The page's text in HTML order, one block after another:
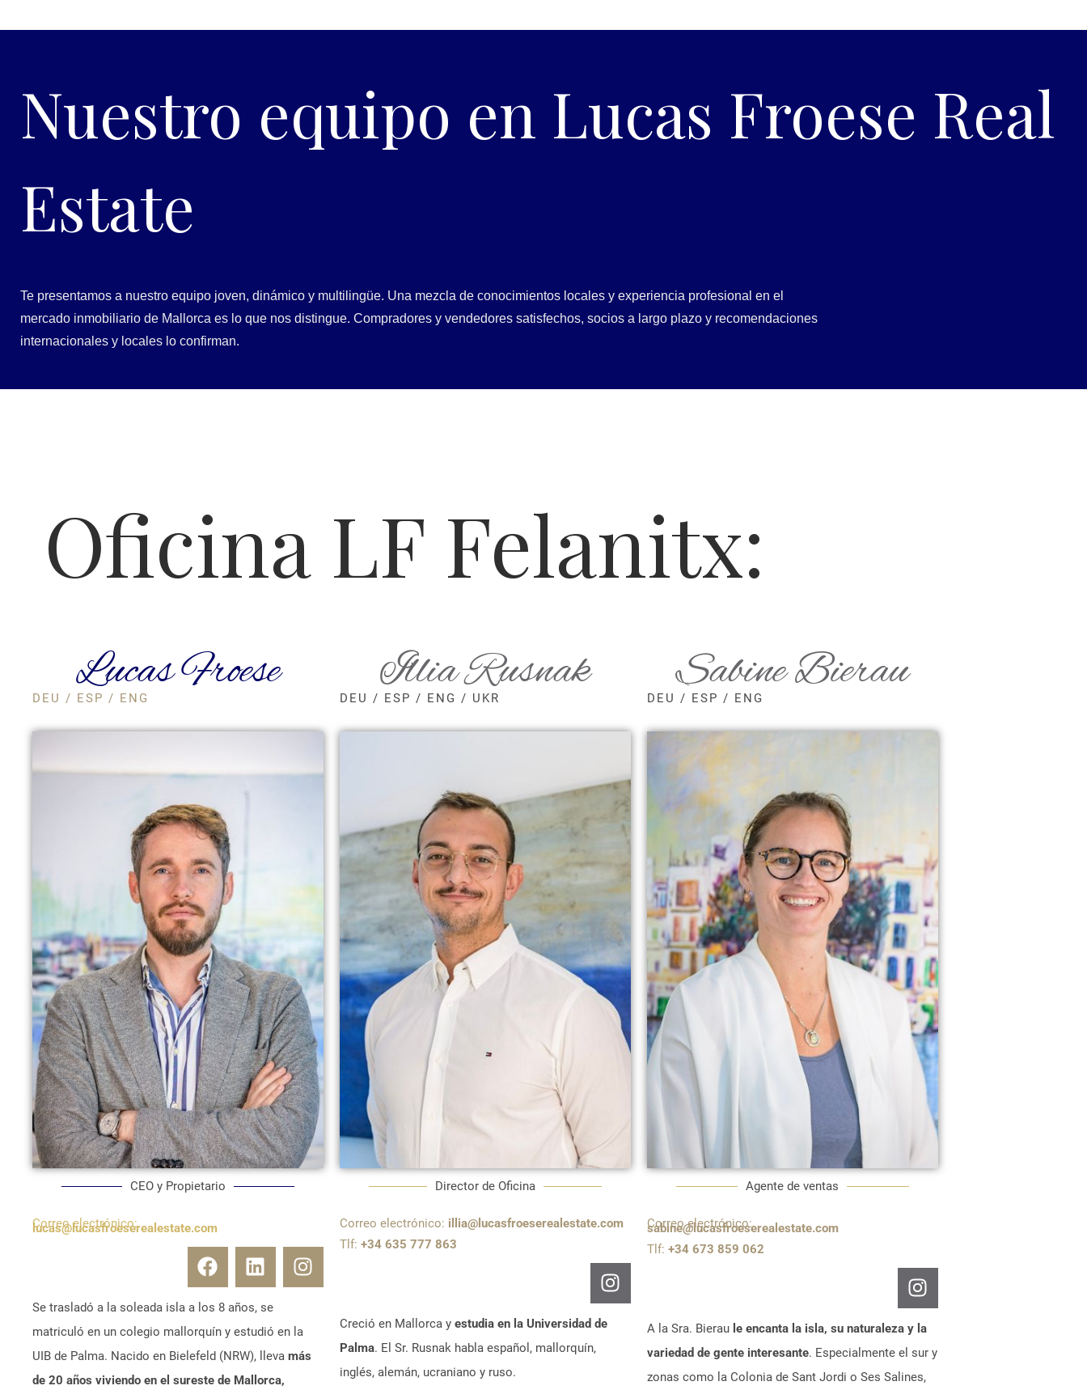
Nuestro equipo en Lucas Froese Real
Estate
Te presentamos a nuestro equipo joven, dinámico y multilingüe. Una mezcla de conocimientos locales y experiencia profesional en el
mercado inmobiliario de Mallorca es lo que nos distingue. Compradores y vendedores satisfechos, socios a largo plazo y recomendaciones
internacionales y locales lo confirman.
Oficina LF Felanitx:
Lucas Froese
DEU / ESP / ENG
CEO y Propietario
Correo electrónico:
lucas@lucasfroeserealestate.com
Se trasladó a la soleada isla a los 8 años, se
matriculó en un colegio mallorquín y estudió en la
UIB de Palma. Nacido en Bielefeld (NRW), lleva más
de 20 años viviendo en el sureste de Mallorca,
Illia Rusnak
DEU / ESP / ENG / UKR
Director de Oficina
Correo electrónico: illia@lucasfroeserealestate.com
Tlf: +34 635 777 863
Creció en Mallorca y estudia en la Universidad de
Palma. El Sr. Rusnak habla español, mallorquín,
inglés, alemán, ucraniano y ruso.
Sabine Bierau
DEU / ESP / ENG
Agente de ventas
Correo electrónico:
sabine@lucasfroeserealestate.com
Tlf: +34 673 859 062
A la Sra. Bierau le encanta la isla, su naturaleza y la
variedad de gente interesante. Especialmente el sur y
zonas como la Colonia de Sant Jordi o Ses Salines,